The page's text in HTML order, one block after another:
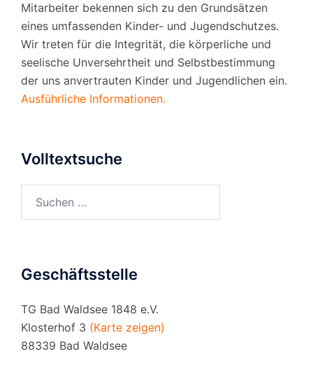
Mitarbeiter bekennen sich zu den Grundsätzen
eines umfassenden Kinder- und Jugendschutzes.
Wir treten für die Integrität, die körperliche und
seelische Unversehrtheit und Selbstbestimmung
der uns anvertrauten Kinder und Jugendlichen ein.
Ausführliche Informationen.
Volltextsuche
Geschäftsstelle
TG Bad Waldsee 1848 e.V.
Klosterhof 3 (Karte zeigen)
88339 Bad Waldsee